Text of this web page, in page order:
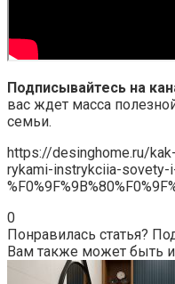
Подписывайтесь на
вас ждет масса
семьи.
https://desinghome.ru/
rykami-instrykciia-sovety-
0
Понравилась статья?
Вам также может быть